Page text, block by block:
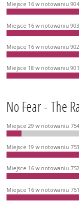
Miejsce 16 w notowaniu
Miejsce 16 w notowaniu
Miejsce 16 w notowaniu
Miejsce 18 w notowaniu
No Fear - The
Miejsce 29 w notowaniu
Miejsce 19 w notowaniu
Miejsce 16 w notowaniu
Miejsce 16 w notowaniu